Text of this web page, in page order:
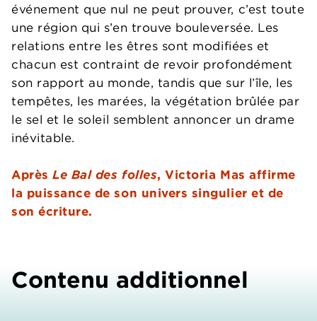
événement que nul ne peut prouver, c’est toute
une région qui s’en trouve bouleversée. Les
relations entre les êtres sont modifiées et
chacun est contraint de revoir profondément
son rapport au monde, tandis que sur l’île, les
tempêtes, les marées, la végétation brûlée par
le sel et le soleil semblent annoncer un drame
inévitable.
AprèsLe Bal des folles, Victoria Mas affirme
la puissance de son univers singulier et de
son écriture.
Contenu additionnel